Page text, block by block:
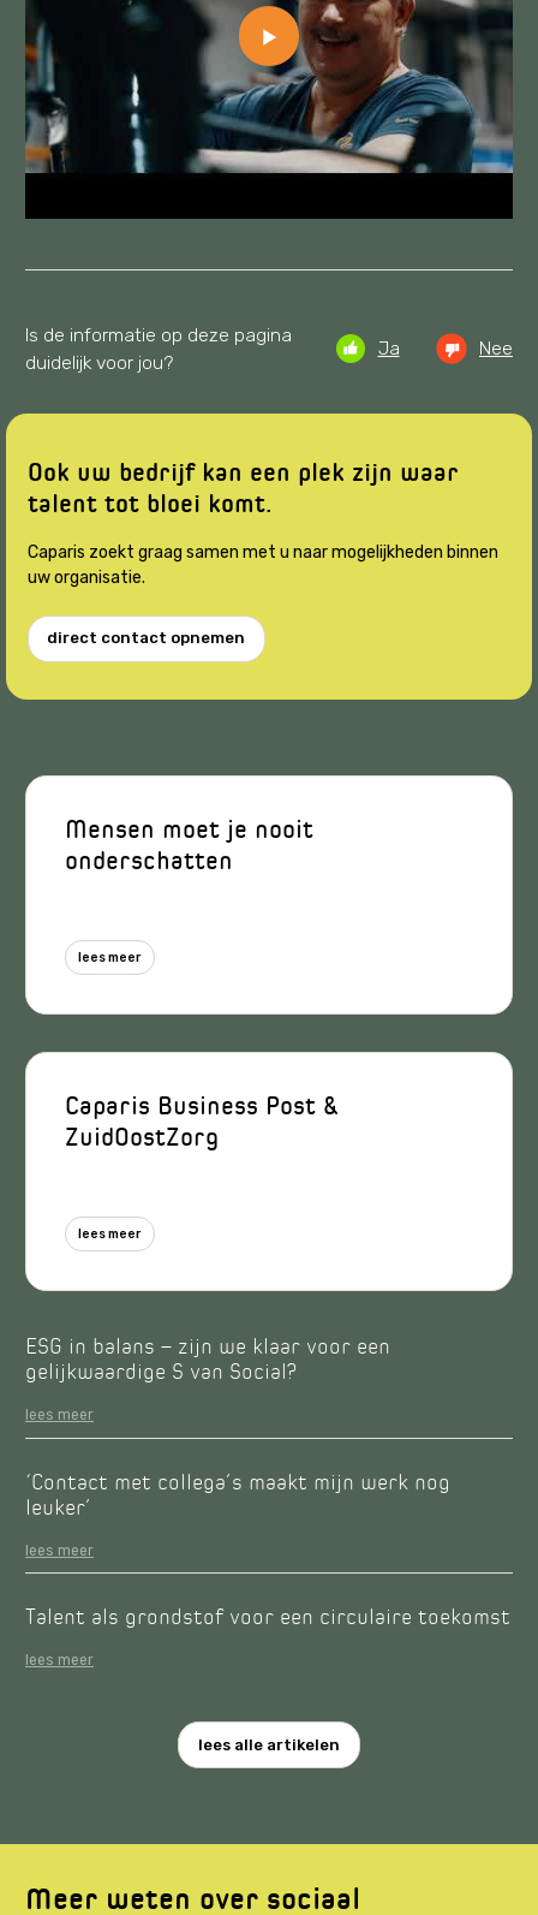
Is de informatie op deze pagina
duidelijk voor jou?
Ja Nee
Ook uw bedrijf kan een plek zijn waar
talent tot bloei komt.
Caparis zoekt graag samen met u naar mogelijkheden binnen
uw organisatie.
direct contact opnemen
Artikelen
Mensen moet je nooit
onderschatten
lees meer
Caparis Business Post &
ZuidOostZorg
lees meer
ESG in balans – zijn we klaar voor een
gelijkwaardige S van Social?
lees meer
‘Contact met collega’s maakt mijn werk nog
leuker’
lees meer
Talent als grondstof voor een circulaire toekomst
lees meer
lees alle artikelen
Meer weten over sociaal